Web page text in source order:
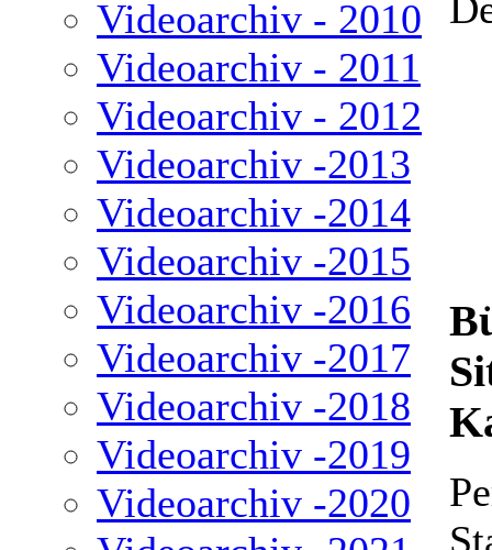
Videoarchiv - 2010
Videoarchiv - 2011
Videoarchiv - 2012
Videoarchiv -2013
Videoarchiv -2014
Videoarchiv -2015
Videoarchiv -2016
Videoarchiv -2017
Videoarchiv -2018
Videoarchiv -2019
Videoarchiv -2020